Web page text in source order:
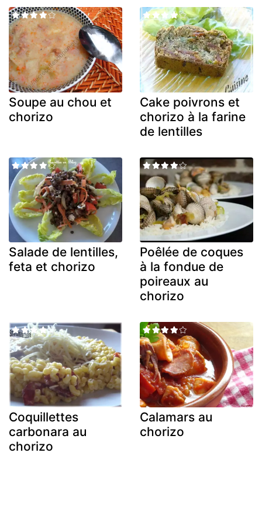
Soupe au chou et
chorizo
Cake poivrons et
chorizo à la farine
de lentilles
Salade de lentilles,
feta et chorizo
Poêlée de coques
à la fondue de
poireaux au
chorizo
Coquillettes
carbonara au
chorizo
Calamars au
chorizo